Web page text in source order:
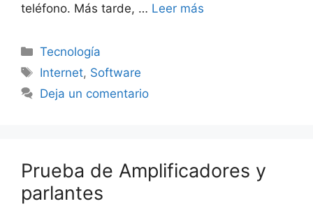
teléfono. Más tarde, … Leer más
Categorías
Tecnología
Etiquetas
Internet, Software
Deja un comentario
Prueba de Amplificadores y
parlantes